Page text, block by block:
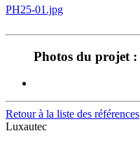
PH25-01.jpg
Photos du projet :
Retour à la liste des références
Luxautec